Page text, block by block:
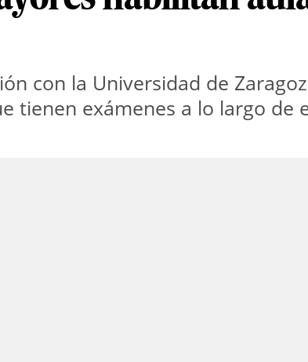
con la Universidad de
tienen exámenes a lo largo de